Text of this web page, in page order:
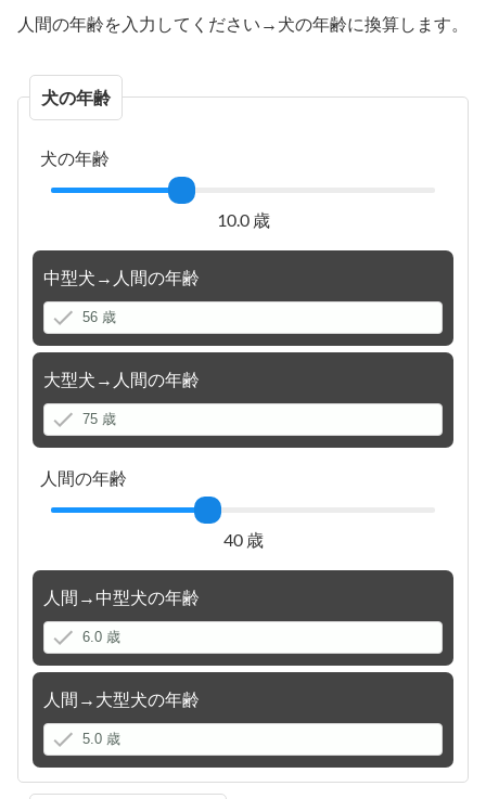
人間の年齢を入力してください→犬の年齢に換算します。
犬の年齢
犬の年齢
10.0 歳
中型犬→人間の年齢
大型犬→人間の年齢
人間の年齢
40 歳
人間→中型犬の年齢
人間→大型犬の年齢